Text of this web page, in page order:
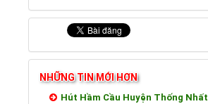
NHỮNG TIN MỚI HƠN
Hút Hầm Cầu Huyện Thống Nhất